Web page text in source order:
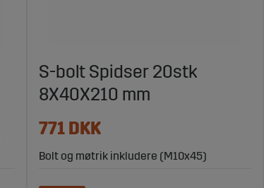
S-bolt Spidser 20stk
8X40X210 mm
771 DKK
Bolt og møtrik inkludere (M10x45)